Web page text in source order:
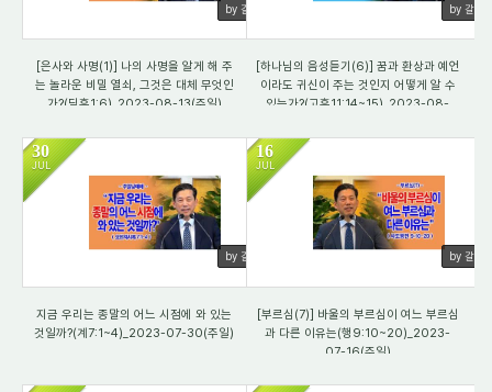
by 갈렙
[은사와 사명(1)] 나의 사명을 알게 해 주
는 놀라운 비밀 열쇠, 그것은 대체 무엇인
가?(딤후1:6)_2023-08-13(주일)
by 갈렙
[하나님의 음성듣기(6)] 꿈과 환상과 예언
이라도 귀신이 주는 것인지 어떻게 알 수
있는가?(고후11:14~15)_2023-08-
30
JUL
by 갈렙
2490
지금 우리는 종말의 어느 시점에 와 있는
것일까?(계7:1~4)_2023-07-30(주일)
16
JUL
by 갈렙
1662
[부르심(7)] 바울의 부르심이 여느 부르심
과 다른 이유는(행9:10~20)_2023-
07-16(주일)